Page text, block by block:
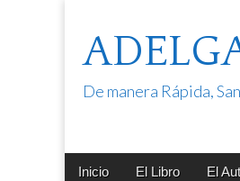
De manera Rápida,
Main
Skip
Inicio El Libro El